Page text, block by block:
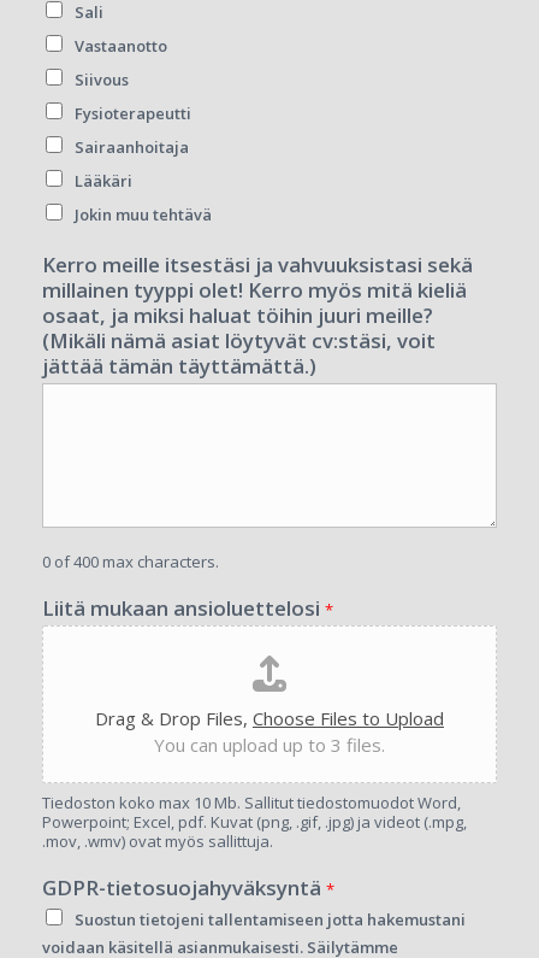
Sali
Vastaanotto
Siivous
Fysioterapeutti
Sairaanhoitaja
Lääkäri
Jokin muu tehtävä
Kerro meille itsestäsi ja vahvuuksistasi sekä
millainen tyyppi olet! Kerro myös mitä kieliä
osaat, ja miksi haluat töihin juuri meille?
(Mikäli nämä asiat löytyvät cv:stäsi, voit
jättää tämän täyttämättä.)
0 of 400 max characters.
Liitä mukaan ansioluettelosi *
Drag & Drop Files, Choose Files to Upload
You can upload up to 3 files.
Tiedoston koko max 10 Mb. Sallitut tiedostomuodot Word,
Powerpoint; Excel, pdf. Kuvat (png, .gif, .jpg) ja videot (.mpg,
.mov, .wmv) ovat myös sallittuja.
GDPR-tietosuojahyväksyntä *
Suostun tietojeni tallentamiseen jotta hakemustani
voidaan käsitellä asianmukaisesti. Säilytämme